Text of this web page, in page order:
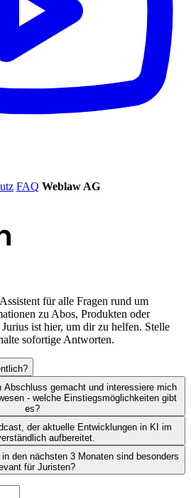
FAQ Weblaw AG
für alle Fragen rund um
zu Abos, Produkten oder
ist hier, um dir zu helfen. Stelle
sofortige Antworten.
- welche Einstiegsmöglichkeiten gibt
es?
aufbereitet.
für Juristen?